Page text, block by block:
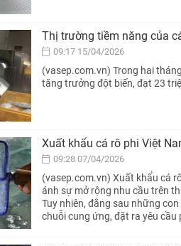
Thị trường tiềm năng của
09:17 15/04/2026
(vasep.com.vn) Trong hai
tăng trưởng đột biến, đạt 23
Xuất khẩu cá rô phi Việt
09:28 07/04/2026
(vasep.com.vn) Xuất khẩu cá
ánh sự mở rộng nhu cầu trên
Tuy nhiên, đằng sau những
chuỗi cung ứng, đặt ra yêu